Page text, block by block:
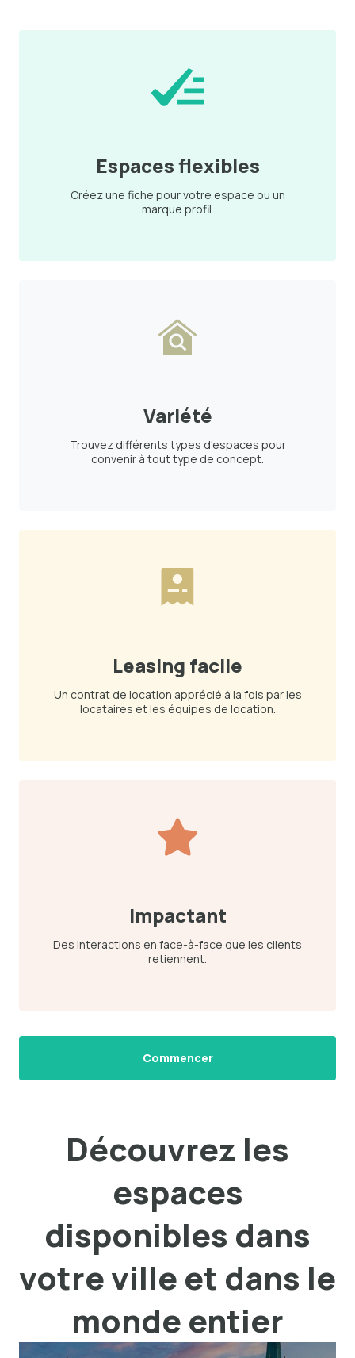
Espaces flexibles
Créez une fiche pour votre espace ou un
marque profil.
Variété
Trouvez différents types d'espaces pour
convenir à tout type de concept.
Leasing facile
Un contrat de location apprécié à la fois par les
locataires et les équipes de location.
Impactant
Des interactions en face-à-face que les clients
retiennent.
Commencer
Découvrez les
espaces
disponibles dans
votre ville et dans le
monde entier